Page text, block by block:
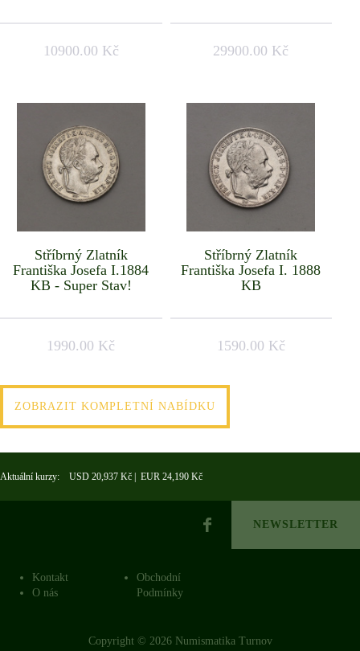
10900.00 Kč 29900.00 Kč
Stříbrný Zlatník
Františka Josefa I.1884
KB - Super Stav!
1990.00 Kč
Stříbrný Zlatník
Františka Josefa I. 1888
KB
1590.00 Kč
ZOBRAZIT KOMPLETNÍ NABÍDKU
Aktuální kurzy: USD 20,937 Kč | EUR 24,190 Kč
NEWSLETTER
Kontakt
O nás
Obchodní
Podmínky
Copyright © 2026 Numismatika Turnov